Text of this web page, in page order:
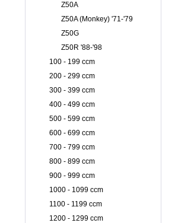
Z50A
Z50A (Monkey) '71-'79
Z50G
Z50R '88-'98
100 - 199 ccm
200 - 299 ccm
300 - 399 ccm
400 - 499 ccm
500 - 599 ccm
600 - 699 ccm
700 - 799 ccm
800 - 899 ccm
900 - 999 ccm
1000 - 1099 ccm
1100 - 1199 ccm
1200 - 1299 ccm